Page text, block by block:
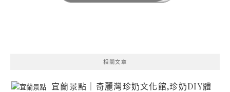
相關文章
宜蘭景點｜奇麗灣珍奶文化館,珍奶DIY體